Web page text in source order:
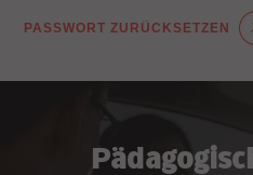
PASSWORT ZURÜCKSETZEN